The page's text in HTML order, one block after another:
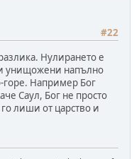
#22
Нулирането е
унищожени напълно
горе. Например Бог
Саул, Бог не просто
лиши от царство и